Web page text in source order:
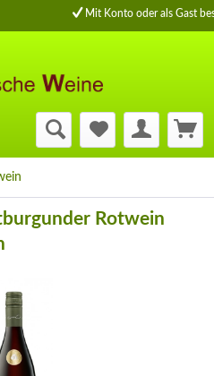
Mit Konto oder als Gast
Rotwein